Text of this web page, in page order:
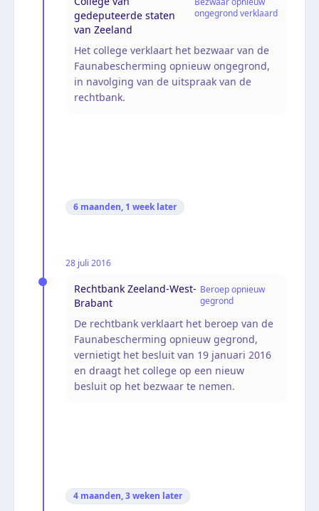
gedeputeerde staten
van Zeeland
ongegrond verklaard
Het college verklaart het bezwaar van de
Faunabescherming opnieuw ongegrond,
in navolging van de uitspraak van de
rechtbank.
6 maanden, 1 week later
28 juli 2016
Rechtbank Zeeland-West-
Brabant
Beroep opnieuw
gegrond
De rechtbank verklaart het beroep van de
Faunabescherming opnieuw gegrond,
vernietigt het besluit van 19 januari 2016
en draagt het college op een nieuw
besluit op het bezwaar te nemen.
4 maanden, 3 weken later